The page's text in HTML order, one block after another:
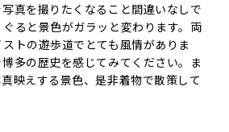
真を撮りたくなること間違いなしで
ると景色がガラッと変わります。両
トの遊歩道でとても風情がありま
多の歴史を感じてみてください。ま
映えする景色、是非着物で散策して